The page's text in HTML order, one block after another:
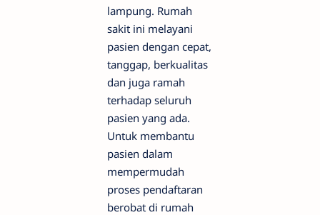
lampung. Rumah
sakit ini melayani
pasien dengan cepat,
tanggap, berkualitas
dan juga ramah
terhadap seluruh
pasien yang ada.
Untuk membantu
pasien dalam
mempermudah
proses pendaftaran
berobat di rumah